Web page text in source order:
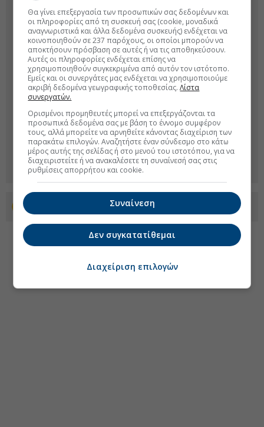
Προσθέστε το euro2day.gr στο Discover
Θα γίνει επεξεργασία των προσωπικών σας δεδομένων και
οι πληροφορίες από τη συσκευή σας (cookie, μοναδικά
αναγνωριστικά και άλλα δεδομένα συσκευής) ενδέχεται να
κοινοποιηθούν σε 237 παρόχους, οι οποίοι μπορούν να
αποκτήσουν πρόσβαση σε αυτές ή να τις αποθηκεύσουν.
Αυτές οι πληροφορίες ενδέχεται επίσης να
χρησιμοποιηθούν συγκεκριμένα από αυτόν τον ιστότοπο.
Εμείς και οι συνεργάτες μας ενδέχεται να χρησιμοποιούμε
ακριβή δεδομένα γεωγραφικής τοποθεσίας.Λίστα
συνεργατών.
Ορισμένοι προμηθευτές μπορεί να επεξεργάζονται τα
προσωπικά δεδομένα σας με βάση το έννομο συμφέρον
τους, αλλά μπορείτε να αρνηθείτε κάνοντας διαχείριση των
παρακάτω επιλογών. Αναζητήστε έναν σύνδεσμο στο κάτω
μέρος αυτής της σελίδας ή στο μενού του ιστοτόπου, για να
διαχειριστείτε ή να ανακαλέσετε τη συναίνεσή σας στις
ρυθμίσεις απορρήτου και cookie.
Συναίνεση
Δεν συγκατατίθεμαι
Διαχείριση επιλογών